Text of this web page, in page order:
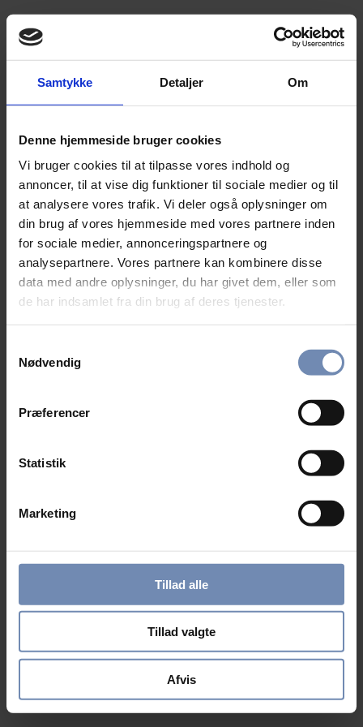
Samtykke Detaljer Om
Denne hjemmeside bruger cookies
Vi bruger cookies til at tilpasse vores indhold og
annoncer, til at vise dig funktioner til sociale medier og til
at analysere vores trafik. Vi deler også oplysninger om
din brug af vores hjemmeside med vores partnere inden
for sociale medier, annonceringspartnere og
analysepartnere. Vores partnere kan kombinere disse
data med andre oplysninger, du har givet dem, eller som
de har indsamlet fra din brug af deres tjenester.
Nødvendig
Præferencer
Statistik
Marketing
Tillad alle
Tillad valgte
Afvis